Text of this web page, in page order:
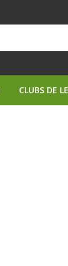
CLUBS DE